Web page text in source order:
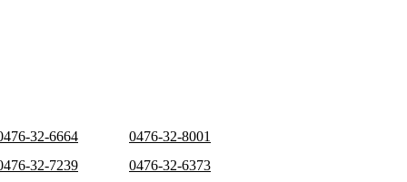
32-6664
0476-32-8001
32-7239
0476-32-6373